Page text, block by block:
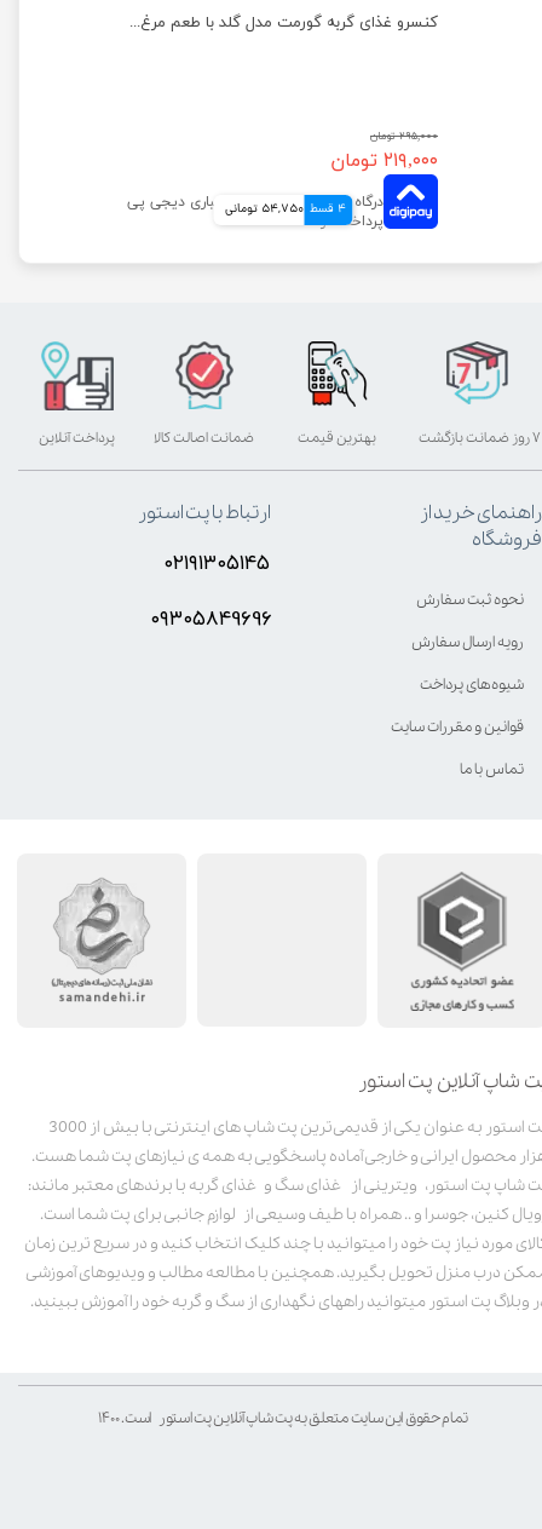
کنسرو غذای گربه گورمت مدل گلد با طعم مرغ وزن ۸۵ گرم
۲۹۵,۰۰۰ تومان
۲۱۹,۰۰۰ تومان
4 قسط 54,750 تومانی
شاپ آنلاین پت استور
پت استور به عنوان یکی از قدیمی‌ترین پت شاپ های اینترنتی با بیش از 3000
محصول ایرانی و خارجی آماده پاسخگویی به همه ی نیازهای پت شما هست.
شاپ پت استور، ویترینی از غذای سگ و غذای گربه با برندهای معتبر مانند:
کنین، جوسرا و .. همراه با طیف وسیعی از لوازم جانبی برای پت شما است.
مورد نیاز پت خود را میتوانید با چند کلیک انتخاب کنید و در سریع ترین زمان
درب منزل تحویل بگیرید. همچنین با مطالعه مطالب و ویدیوهای آموزشی
وبلاگ پت استور میتوانید راههای نگهداری از سگ و گربه خود را آموزش ببینید.
تمام حقوق این سایت متعلق به پت شاپ آنلاین پت استور است. ۱۴۰۰
بهترین قیمت پرداخت آنلاین ۷ روز ضمانت بازگشت ضمانت اصالت کالا
راهنمای خرید از
فروشگاه
نحوه ثبت سفارش
رویه ارسال سفارش
شیوه‌های پرداخت
قوانین و مقررات سایت
تماس با ما
ارتباط با پت استور
۰۲۱۹۱۳۰۵۱۴۵
۰۹۳۰۵8۴9696